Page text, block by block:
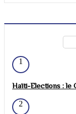
1
Haïti-Elections : le
2